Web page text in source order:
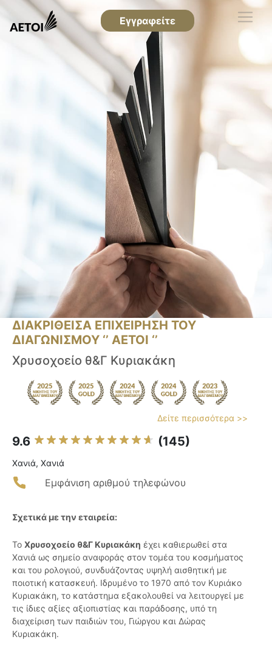
Εγγραφείτε
ΔΙΑΚΡΙΘΕΙΣΑ ΕΠΙΧΕΙΡΗΣΗ ΤΟΥ
ΔΙΑΓΩΝΙΣΜΟΥ ‘’ ΑΕΤΟΙ ‘’
Χρυσοχοείο θ&Γ Κυριακάκη
Δείτε περισσότερα >>
9.6 (145)
Χανιά, Χανιά
Εμφάνιση αριθμού τηλεφώνου
Σχετικά με την εταιρεία:
Το Χρυσοχοείο θ&Γ Κυριακάκη έχει καθιερωθεί στα
Χανιά ως σημείο αναφοράς στον τομέα του κοσμήματος
και του ρολογιού, συνδυάζοντας υψηλή αισθητική με
ποιοτική κατασκευή. Ιδρυμένο το 1970 από τον Κυριάκο
Κυριακάκη, το κατάστημα εξακολουθεί να λειτουργεί με
τις ίδιες αξίες αξιοπιστίας και παράδοσης, υπό τη
διαχείριση των παιδιών του, Γιώργου και Δώρας
Κυριακάκη.